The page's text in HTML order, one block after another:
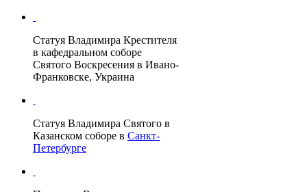
Статуя Владимира Крестителя
в кафедральном соборе
Святого Воскресения в Ивано-
Франковске, Украина
Статуя Владимира Святого в
Казанском соборе в Санкт-
Петербурге